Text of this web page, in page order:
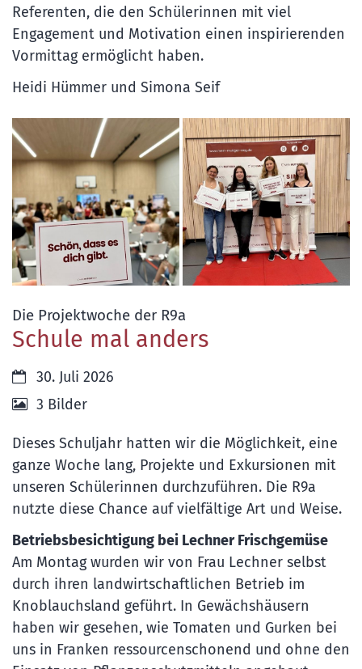
Referenten, die den Schülerinnen mit viel
Engagement und Motivation einen inspirierenden
Vormittag ermöglicht haben.
Heidi Hümmer und Simona Seif
Die Projektwoche der R9a
Schule mal anders
Datum:30. Juli 2026
3 Bilder
Dieses Schuljahr hatten wir die Möglichkeit, eine
ganze Woche lang, Projekte und Exkursionen mit
unseren Schülerinnen durchzuführen. Die R9a
nutzte diese Chance auf vielfältige Art und Weise.
Betriebsbesichtigung bei Lechner Frischgemüse
Am Montag wurden wir von Frau Lechner selbst
durch ihren landwirtschaftlichen Betrieb im
Knoblauchsland geführt. In Gewächshäusern
haben wir gesehen, wie Tomaten und Gurken bei
uns in Franken ressourcenschonend und ohne den